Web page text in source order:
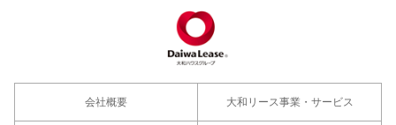
会社概要 大和リース事業・サービス